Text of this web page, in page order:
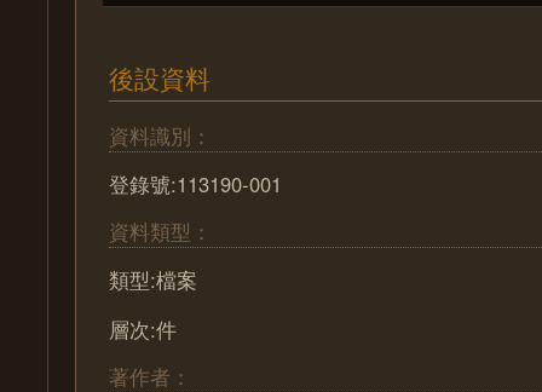
後設資料
資料識別：
登錄號:113190-001
資料類型：
類型:檔案
層次:件
著作者：